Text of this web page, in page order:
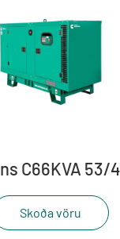
C66KVA 53/
Skoða vöru